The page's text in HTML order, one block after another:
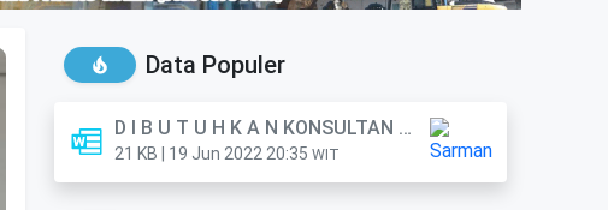
Data Populer
D I B U T U H K A N KONSULTAN PERORANGAN (Anggota)
21 KB | 19 Jun 2022 20:35 WIT